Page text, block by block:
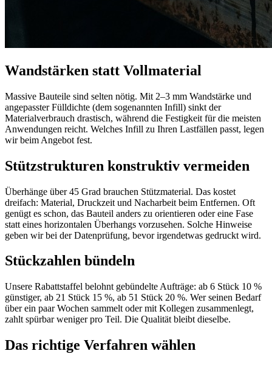
Wandstärken statt Vollmaterial
Massive Bauteile sind selten nötig. Mit 2–3 mm Wandstärke und
angepasster Fülldichte (dem sogenannten Infill) sinkt der
Materialverbrauch drastisch, während die Festigkeit für die meisten
Anwendungen reicht. Welches Infill zu Ihren Lastfällen passt, legen
wir beim Angebot fest.
Stützstrukturen konstruktiv vermeiden
Überhänge über 45 Grad brauchen Stützmaterial. Das kostet
dreifach: Material, Druckzeit und Nacharbeit beim Entfernen. Oft
genügt es schon, das Bauteil anders zu orientieren oder eine Fase
statt eines horizontalen Überhangs vorzusehen. Solche Hinweise
geben wir bei der Datenprüfung, bevor irgendetwas gedruckt wird.
Stückzahlen bündeln
Unsere Rabattstaffel belohnt gebündelte Aufträge: ab 6 Stück 10 %
günstiger, ab 21 Stück 15 %, ab 51 Stück 20 %. Wer seinen Bedarf
über ein paar Wochen sammelt oder mit Kollegen zusammenlegt,
zahlt spürbar weniger pro Teil. Die Qualität bleibt dieselbe.
Das richtige Verfahren wählen